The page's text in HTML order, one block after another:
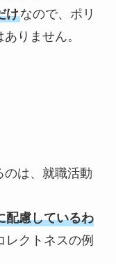
けなので、ポリ
りません。
のは、就職活動
配慮しているわ
レクトネスの例